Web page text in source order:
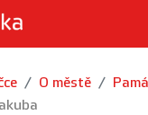
O městě